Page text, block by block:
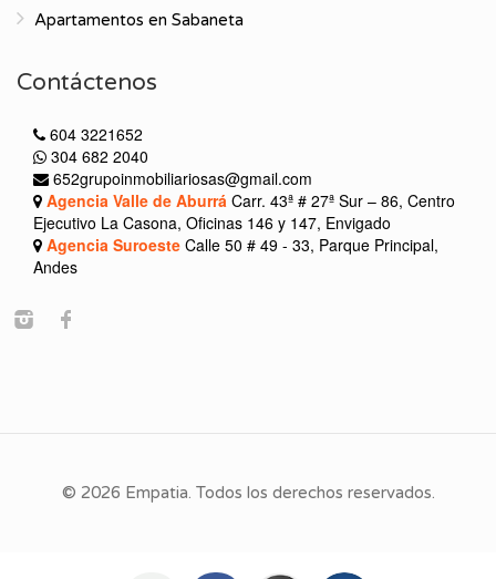
Apartamentos en Sabaneta
Contáctenos
604 3221652
304 682 2040
652grupoinmobiliariosas@gmail.com
Agencia Valle de Aburrá Carr. 43ª # 27ª Sur – 86, Centro
Ejecutivo La Casona, Oficinas 146 y 147, Envigado
Agencia Suroeste Calle 50 # 49 - 33, Parque Principal,
Andes
© 2026 Empatia. Todos los derechos reservados.